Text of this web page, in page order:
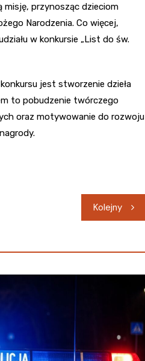
misję, przynosząc dzieciom
Narodzenia. Co więcej,
w konkursie „List do św.
jest stworzenie dzieła
to pobudzenie twórczego
oraz motywowanie do rozwoju
Kolejny